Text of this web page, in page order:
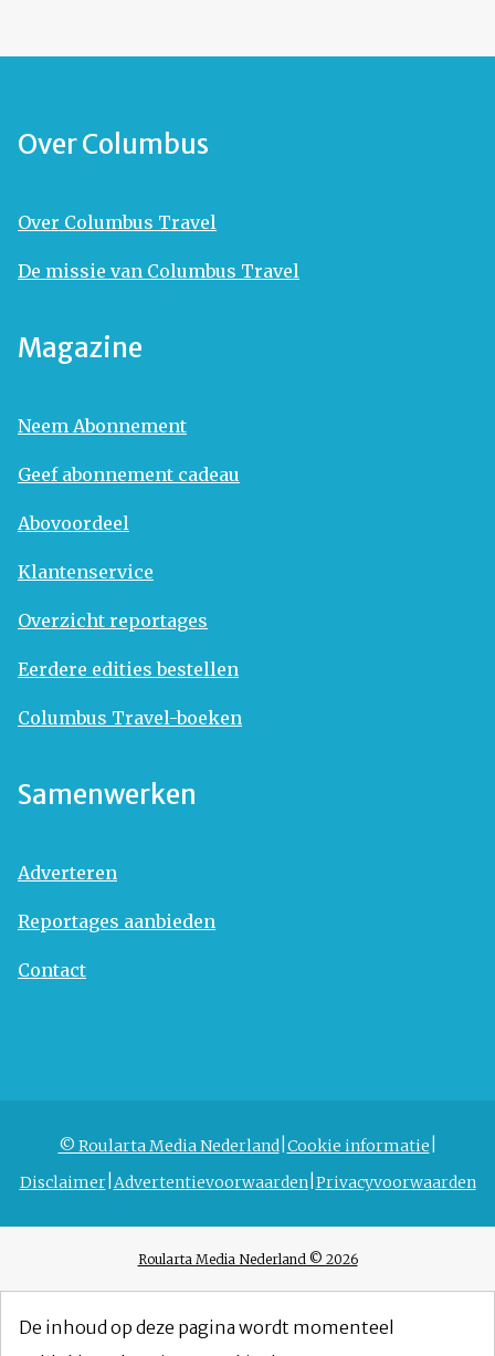
Over Columbus
Over Columbus Travel
De missie van Columbus Travel
Magazine
Neem Abonnement
Geef abonnement cadeau
Abovoordeel
Klantenservice
Overzicht reportages
Eerdere edities bestellen
Columbus Travel-boeken
Samenwerken
Adverteren
Reportages aanbieden
Contact
© Roularta Media Nederland Cookie informatie
Disclaimer Advertentievoorwaarden Privacyvoorwaarden
Roularta Media Nederland © 2026
De inhoud op deze pagina wordt momenteel